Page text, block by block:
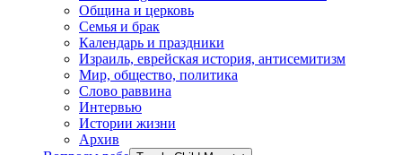
Община и церковь
Семья и брак
Календарь и праздники
Израиль, еврейская история, антисемитизм
Мир, общество, политика
Слово раввина
Интервью
Истории жизни
Архив